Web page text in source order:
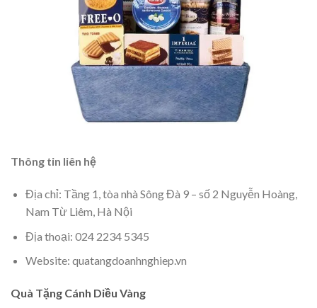
Thông tin liên hệ
Địa chỉ: Tầng 1, tòa nhà Sông Đà 9 – số 2 Nguyễn Hoàng,
Nam Từ Liêm, Hà Nội
Địa thoại: 024 2234 5345
Website: quatangdoanhnghiep.vn
Quà Tặng Cánh Diều Vàng